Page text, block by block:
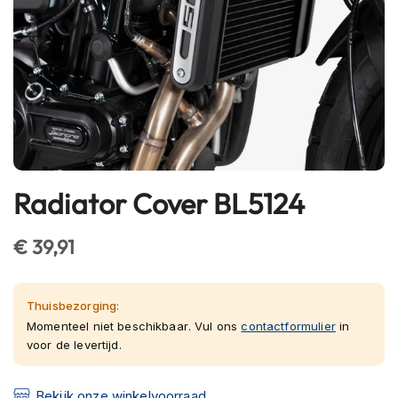
h
e
l
m
e
n
B
l
u
t
o
t
h
e
m
e
n
Ga
naar
het
van
de
afbeeldingen-
gallerij
Radiator Cover BL5124
€ 39,91
Thuisbezorging:
Momenteel niet beschikbaar. Vul onscontactformulierin
voor de levertijd.